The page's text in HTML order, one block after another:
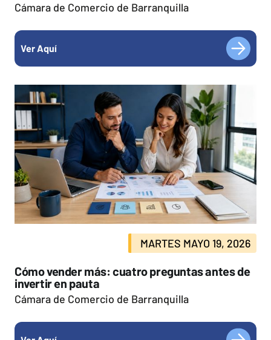
Cámara de Comercio de Barranquilla
Ver Aquí
MARTES MAYO 19, 2026
Cómo vender más: cuatro preguntas antes de
invertir en pauta
Cámara de Comercio de Barranquilla